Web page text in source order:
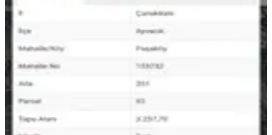
Ayvacık, Paşaköy Köyü
906/m²·08.06.2026
REMAX FLY